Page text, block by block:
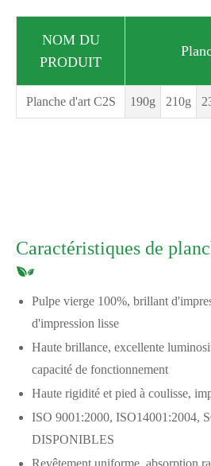
NOM DU
PRODUIT
Planche d'art C2S 190g 210g
Caractéristiques de
Pulpe vierge 100%, brillant
d'impression lisse
Haute brillance, excellente
capacité de fonctionnement
Haute rigidité et pied à coulisse,
ISO 9001:2000, ISO14001:2004,
DISPONIBLES
Revêtement uniforme, absorption